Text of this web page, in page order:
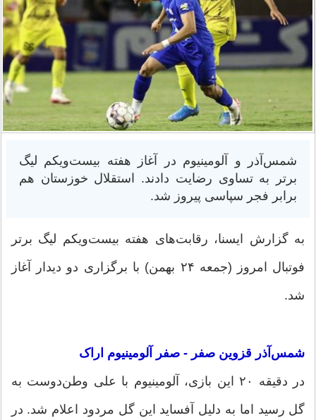
شمس‌آذر و آلومینیوم در آغاز هفته بیست‌ویکم لیگ
برتر به تساوی رضایت دادند. استقلال خوزستان هم
برابر فجر سپاسی پیروز شد.
به گزارش ایسنا، رقابت‌های هفته بیست‌ویکم لیگ برتر
فوتبال امروز (جمعه ۲۴ بهمن) با برگزاری دو دیدار آغاز
شد.
شمس‌آذر قزوین صفر - صفر آلومینیوم اراک
در دقیقه ۲۰ این بازی، آلومینیوم با علی وطن‌دوست به
گل رسید اما به دلیل آفساید این گل مردود اعلام شد. در